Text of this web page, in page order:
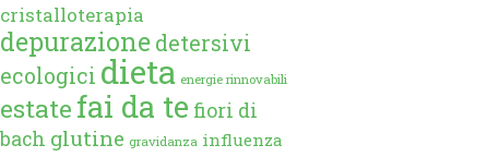
cristalloterapia
depurazione detersivi
ecologici dieta energie rinnovabili
estate fai da te fiori di
bach glutine gravidanza influenza